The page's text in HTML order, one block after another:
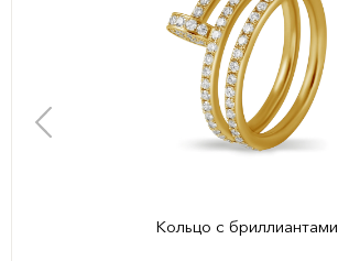
Кольцо с бриллиантами